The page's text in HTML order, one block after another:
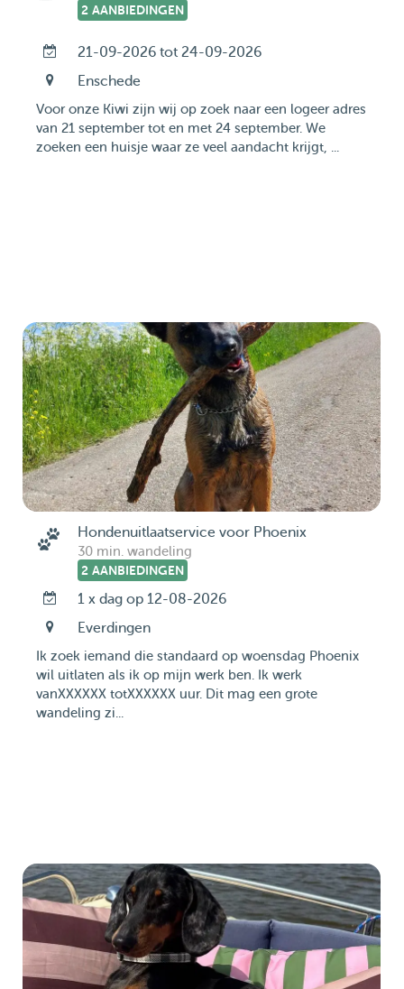
2 AANBIEDINGEN
21-09-2026 tot 24-09-2026
Enschede
Voor onze Kiwi zijn wij op zoek naar een logeer adres
van 21 september tot en met 24 september. We
zoeken een huisje waar ze veel aandacht krijgt, ...
Hondenuitlaatservice voor Phoenix
30 min. wandeling
2 AANBIEDINGEN
1 x dag op 12-08-2026
Everdingen
Ik zoek iemand die standaard op woensdag Phoenix
wil uitlaten als ik op mijn werk ben. Ik werk
vanXXXXXX totXXXXXX uur. Dit mag een grote
wandeling zi...